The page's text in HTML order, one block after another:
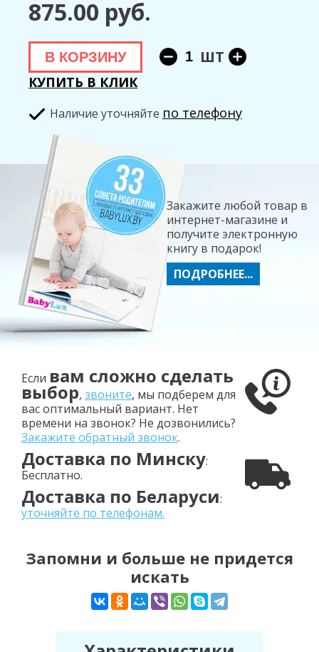
875.00 руб.
В КОРЗИНУ ШТ
КУПИТЬ В КЛИК
Hаличие уточняйте по телефону
Закажите любой товар в
интернет-магазине и
получите электронную
книгу в подарок!
ПОДРОБНЕЕ...
Если вам сложно сделать
выбор, звоните, мы подберем для
вас оптимальный вариант. Нет
времени на звонок? Не дозвонились?
Закажите обратный звонок.
Доставка по Минску:
Бесплатно.
Доставка по Беларуси:
уточняйте по телефонам.
Запомни и больше не придется
искать